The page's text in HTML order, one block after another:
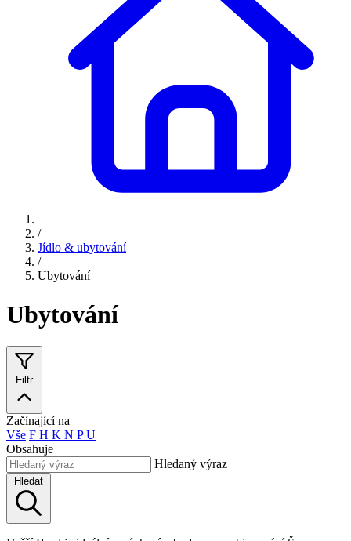
/
Jídlo & ubytování
/
Ubytování
Ubytování
Filtr
Začínající na
Vše F H K N PU
Obsahuje
Hledaný výraz
Hledat